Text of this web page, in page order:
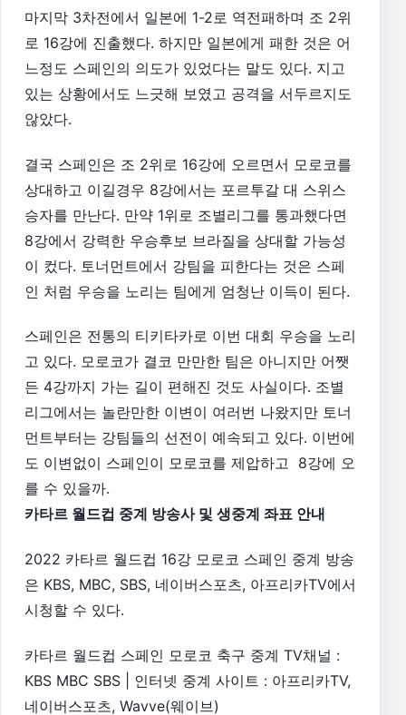
마지막 3차전에서 일본에 1-2로 역전패하며 조 2위
로 16강에 진출했다. 하지만 일본에게 패한 것은 어
느정도 스페인의 의도가 있었다는 말도 있다. 지고
있는 상황에서도 느긋해 보였고 공격을 서두르지도
않았다.
결국 스페인은 조 2위로 16강에 오르면서 모로코를
상대하고 이길경우 8강에서는 포르투갈 대 스위스
승자를 만난다. 만약 1위로 조별리그를 통과했다면
8강에서 강력한 우승후보 브라질을 상대할 가능성
이 컸다. 토너먼트에서 강팀을 피한다는 것은 스페
인 처럼 우승을 노리는 팀에게 엄청난 이득이 된다.
스페인은 전통의 티키타카로 이번 대회 우승을 노리
고 있다. 모로코가 결코 만만한 팀은 아니지만 어쨋
든 4강까지 가는 길이 편해진 것도 사실이다. 조별
리그에서는 놀란만한 이변이 여러번 나왔지만 토너
먼트부터는 강팀들의 선전이 예속되고 있다. 이번에
도 이변없이 스페인이 모로코를 제압하고 8강에 오
를 수 있을까.
카타르 월드컵 중계 방송사 및 생중계 좌표 안내
2022 카타르 월드컵 16강 모로코 스페인 중계 방송
은 KBS, MBC, SBS, 네이버스포츠, 아프리카TV에서
시청할 수 있다.
카타르 월드컵 스페인 모로코 축구 중계 TV채널 :
KBS MBC SBS | 인터넷 중계 사이트 : 아프리카TV,
네이버스포츠, Wavve(웨이브)